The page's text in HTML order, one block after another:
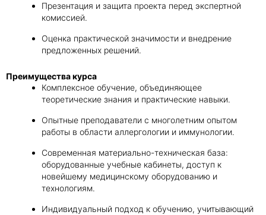
Презентация и защита проекта перед экспертной
комиссией.
Оценка практической значимости и внедрение
предложенных решений.
Преимущества курса
Комплексное обучение, объединяющее
теоретические знания и практические навыки.
Опытные преподаватели с многолетним опытом
работы в области аллергологии и иммунологии.
Современная материально-техническая база:
оборудованные учебные кабинеты, доступ к
новейшему медицинскому оборудованию и
технологиям.
Индивидуальный подход к обучению, учитывающий